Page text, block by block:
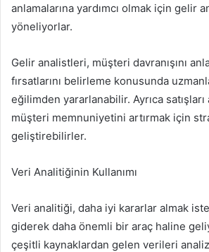
anlamalarına yardımcı olmak için gelir
yöneliyorlar.
Gelir analistleri, müşteri davranışını
fırsatlarını belirleme konusunda
eğilimden yararlanabilir. Ayrıca satışları
müşteri memnuniyetini artırmak için
geliştirebilirler.
Veri Analitiğinin Kullanımı
Veri analitiği, daha iyi kararlar almak
giderek daha önemli bir araç haline
çeşitli kaynaklardan gelen verileri